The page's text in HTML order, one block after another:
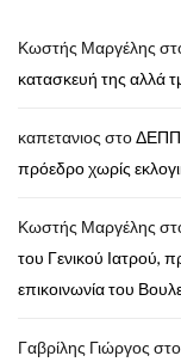
Κωστής Μαργέλης
κατασκευή της αλλά
καπετανιος στοΔΕΠΠ
πρόεδρο χωρίς
Κωστής Μαργέλης
του Γενικού Ιατρού,
επικοινωνία του
Γαβρίλης Γιώργος στο